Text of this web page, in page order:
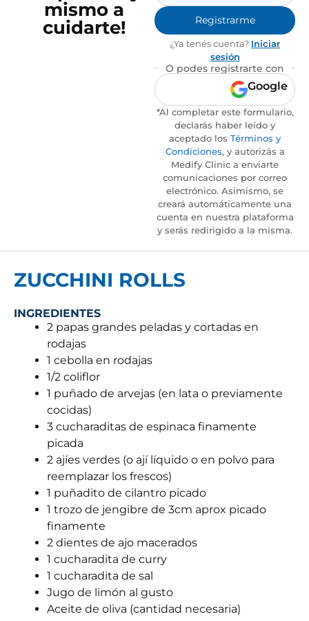
mismo a
cuidarte!
Registrarme
¿Ya tenés cuenta? Iniciar
sesión
O podes registrarte con
Google
*Al completar este formulario,
declarás haber leído y
aceptado los Términos y
Condiciones, y autorizás a
Medify Clinic a enviarte
comunicaciones por correo
electrónico. Asimismo, se
creará automáticamente una
cuenta en nuestra plataforma
y serás redirigido a la misma.
ZUCCHINI ROLLS
INGREDIENTES
2 papas grandes peladas y cortadas en
rodajas
1 cebolla en rodajas
1/2 coliflor
1 puñado de arvejas (en lata o previamente
cocidas)
3 cucharaditas de espinaca finamente
picada
2 ajíes verdes (o ají líquido o en polvo para
reemplazar los frescos)
1 puñadito de cilantro picado
1 trozo de jengibre de 3cm aprox picado
finamente
2 dientes de ajo macerados
1 cucharadita de curry
1 cucharadita de sal
Jugo de limón al gusto
Aceite de oliva (cantidad necesaria)